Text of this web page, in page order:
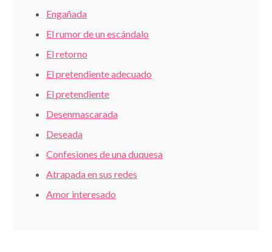
Engañada
El rumor de un escándalo
El retorno
El pretendiente adecuado
El pretendiente
Desenmascarada
Deseada
Confesiones de una duquesa
Atrapada en sus redes
Amor interesado